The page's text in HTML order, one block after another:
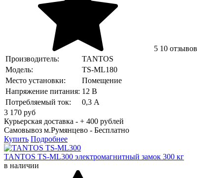
5 10 отзывов
Производитель:
TANTOS
Модель:
TS-ML180
Место установки:
Помещение
Напряжение питания: 12 В
Потребляемый ток:
0,3 А
3 170 руб
Курьерская доставка - + 400 рублей
Самовывоз м.Румянцево - Бесплатно
Купить Подробнее
TANTOS TS-ML300 электромагнитный замок 300 кг
в наличии